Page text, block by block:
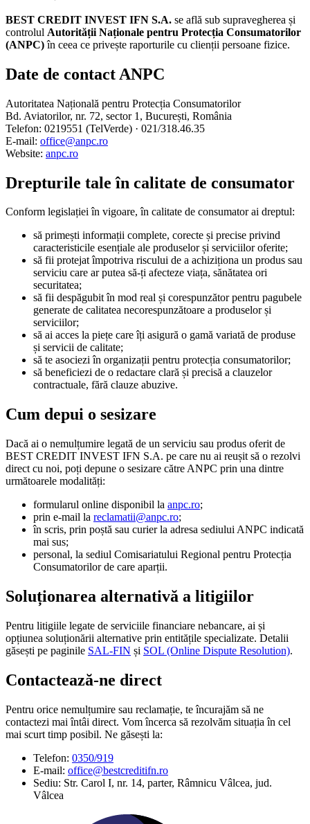
BEST CREDIT INVEST IFN S.A. se află sub supravegherea și
controlul Autorității Naționale pentru Protecția Consumatorilor
(ANPC)în ceea ce privește raporturile cu clienții persoane fizice.
Date de contact ANPC
Autoritatea Națională pentru Protecția Consumatorilor
Bd. Aviatorilor, nr. 72, sector 1, București, România
Telefon: 0219551 (TelVerde) · 021/318.46.35
E-mail: office@anpc.ro
Website: anpc.ro
Drepturile tale în calitate de consumator
Conform legislației în vigoare, în calitate de consumator ai dreptul:
să primești informații complete, corecte și precise privind
caracteristicile esențiale ale produselor și serviciilor oferite;
să fii protejat împotriva riscului de a achiziționa un produs sau
serviciu care ar putea să-ți afecteze viața, sănătatea ori
securitatea;
să fii despăgubit în mod real și corespunzător pentru pagubele
generate de calitatea necorespunzătoare a produselor și
serviciilor;
să ai acces la piețe care îți asigură o gamă variată de produse
și servicii de calitate;
să te asociezi în organizații pentru protecția consumatorilor;
să beneficiezi de o redactare clară și precisă a clauzelor
contractuale, fără clauze abuzive.
Cum depui o sesizare
Dacă ai o nemulțumire legată de un serviciu sau produs oferit de
BEST CREDIT INVEST IFN S.A. pe care nu ai reușit să o rezolvi
direct cu noi, poți depune o sesizare către ANPC prin una dintre
următoarele modalități:
formularul online disponibil la anpc.ro;
prin e-mail la reclamatii@anpc.ro;
în scris, prin poștă sau curier la adresa sediului ANPC indicată
mai sus;
personal, la sediul Comisariatului Regional pentru Protecția
Consumatorilor de care aparții.
Soluționarea alternativă a litigiilor
Pentru litigiile legate de serviciile financiare nebancare, ai și
opțiunea soluționării alternative prin entitățile specializate. Detalii
găsești pe paginile SAL-FIN și SOL (Online Dispute Resolution).
Contactează-ne direct
Pentru orice nemulțumire sau reclamație, te încurajăm să ne
contactezi mai întâi direct. Vom încerca să rezolvăm situația în cel
mai scurt timp posibil. Ne găsești la:
Telefon: 0350/919
E-mail: office@bestcreditifn.ro
Sediu: Str. Carol I, nr. 14, parter, Râmnicu Vâlcea, jud.
Vâlcea